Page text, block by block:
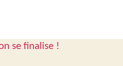
se finalise !